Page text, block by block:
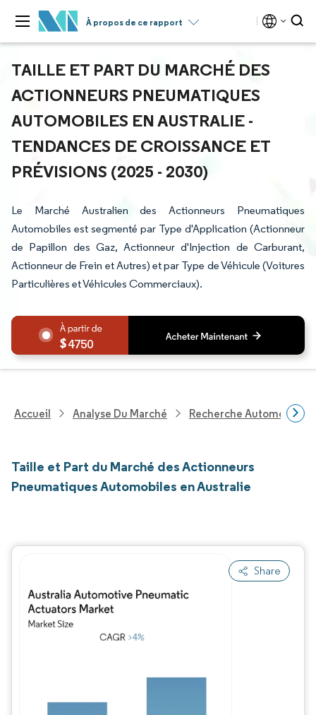
À propos de ce rapport
TAILLE ET PART DU MARCHÉ DES
ACTIONNEURS PNEUMATIQUES
AUTOMOBILES EN AUSTRALIE -
TENDANCES DE CROISSANCE ET
PRÉVISIONS (2025 - 2030)
Le Marché Australien des Actionneurs Pneumatiques
Automobiles est segmenté par Type d'Application (Actionneur
de Papillon des Gaz, Actionneur d'Injection de Carburant,
Actionneur de Frein et Autres) et par Type de Véhicule (Voitures
Particulières et Véhicules Commerciaux).
4750
Accueil Analyse Du Marché Recherche Automobile
Taille et Part du Marché des Actionneurs
Pneumatiques Automobiles en Australie
Share